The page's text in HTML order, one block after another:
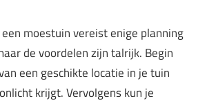
moestuin vereist enige planning
de voordelen zijn talrijk. Begin
een geschikte locatie in je tuin
krijgt. Vervolgens kun je